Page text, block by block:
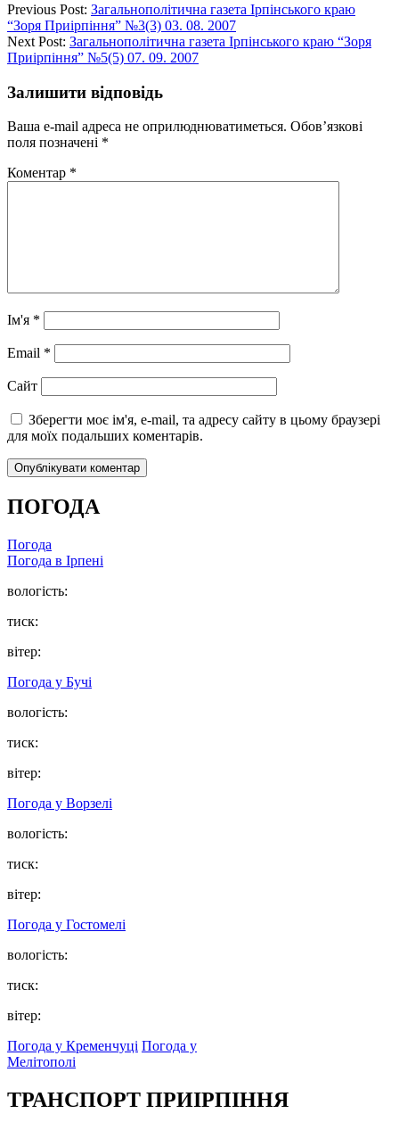
Previous Post: Загальнополітична газета Ірпінського краю
“Зоря Приірпіння” №3(3) 03. 08. 2007
Next Post: Загальнополітична газета Ірпінського краю “Зоря
Приірпіння” №5(5) 07. 09. 2007
Залишити відповідь
Ваша e-mail адреса не оприлюднюватиметься. Обов’язкові
поля позначені *
Коментар *
Ім'я *
Email *
Сайт
Зберегти моє ім'я, e-mail, та адресу сайту в цьому браузері
для моїх подальших коментарів.
ПОГОДА
Погода
Погода в Ірпені
вологість:
тиск:
вітер:
Погода у Бучі
вологість:
тиск:
вітер:
Погода у Ворзелі
вологість:
тиск:
вітер:
Погода у Гостомелі
вологість:
тиск:
вітер:
Погода у Кременчуці Погода у
Мелітополі
ТРАНСПОРТ ПРИІРПІННЯ